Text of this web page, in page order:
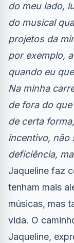
do meu lado,
do musical
projetos da
por exemplo,
quando eu
Na minha
de fora do
de certa
incentivo, não
deficiência,
Jaqueline faz
tenham mais
músicas, mas
vida. O
Jaqueline,